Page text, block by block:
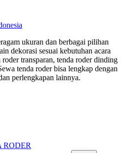
ukuran dan berbagai pilihan
dekorasi sesuai kebutuhan acara
transparan, tenda roder dinding
tenda roder bisa lengkap dengan
perlengkapan lainnya.
RODER